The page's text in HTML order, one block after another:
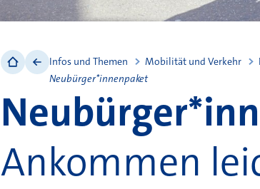
Infos und Themen Mobilität und Verkehr
Neubürger*innenpaket
Ankommen